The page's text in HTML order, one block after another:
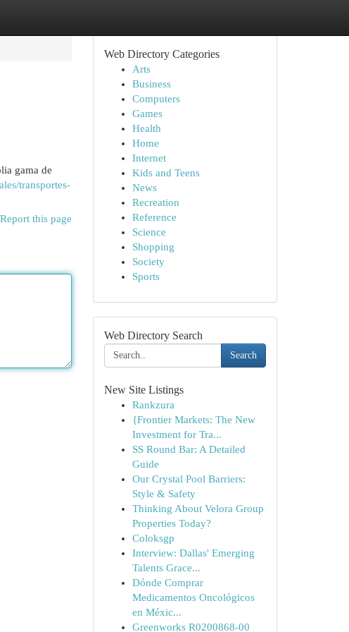
gama de
transportes-
Report this page
Web Directory Categories
Arts
Business
Computers
Games
Health
Home
Internet
Kids and Teens
News
Recreation
Reference
Science
Shopping
Society
Sports
Web Directory Search
Search
New Site Listings
Rankzura
{Frontier Markets: The New
Investment for Tra...
SS Round Bar: A Detailed
Guide
Our Crystal Pool Barriers:
Style & Safety
Thinking About Velora Group
Properties Today?
Coloksgp
Interview: Dallas' Emerging
Talents Grace...
Dónde Comprar
Medicamentos Oncológicos
en Méxic...
Greenworks R0200868-00